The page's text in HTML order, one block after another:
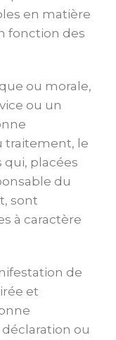
en matière
fonction des
ou morale,
ou un
traitement, le
qui, placées
du
sont
à caractère
de
et
ou